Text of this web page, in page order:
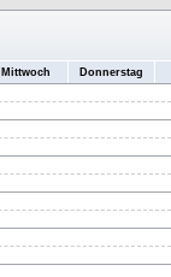
Mittwoch Donnerstag